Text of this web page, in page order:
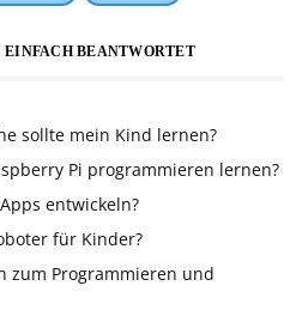
BEANTWORTET
sollte mein Kind lernen?
Pi programmieren lernen?
entwickeln?
für Kinder?
zum Programmieren und